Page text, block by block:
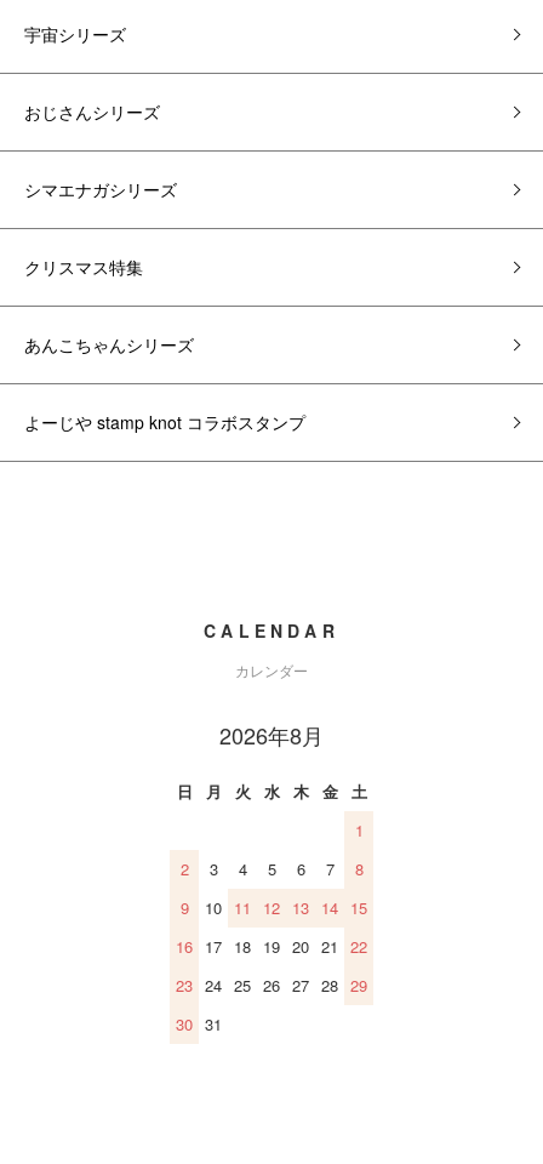
宇宙シリーズ
おじさんシリーズ
シマエナガシリーズ
クリスマス特集
あんこちゃんシリーズ
よーじや stamp knot コラボスタンプ
CALENDAR
カレンダー
2026年8月
日 月 火 水 木 金
土
1
2
3 4 5 6 7
8
9
10 11 12 13 14 15
16 17 18 19 20 21
22
23 24 25 26 27 28 29
30 31